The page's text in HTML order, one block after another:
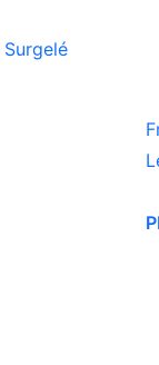
Surgelé